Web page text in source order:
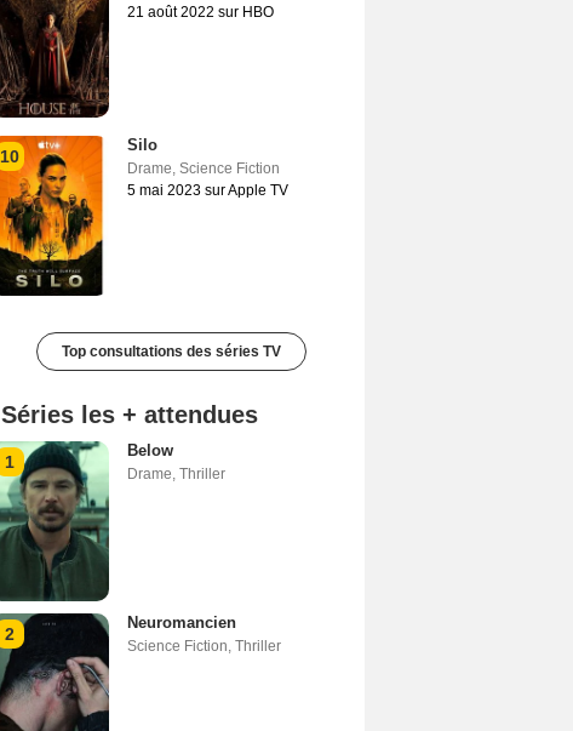
21 août 2022 sur HBO
10
Silo
Drame, Science Fiction
5 mai 2023 sur Apple TV
Top consultations des séries TV
Séries les + attendues
1
Below
Drame, Thriller
2
Neuromancien
Science Fiction, Thriller